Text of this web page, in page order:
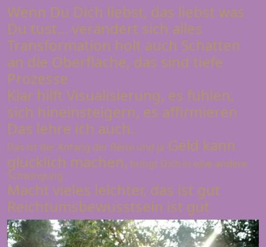
Wenn Du Dich liebst, das liebst was
Du tust… verändert sich alles
Transformation holt auch Schatten
an die Oberfläche, das sind tiefe
Prozesse
Klar hilft Visualisierung, es fühlen,
sich hineinsteigern, es affirmieren
Das lehre ich auch..
Das ist der Anfang der Reise und ja Geld kann
glücklich machen, bringt Dich in eine andere
Schwingung
Macht vieles leichter, das ist gut
Reichtumsbewusstsein ist gut